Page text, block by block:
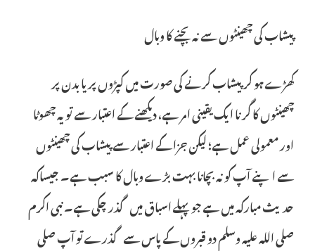
پیشاب کی چھینٹوں سے نہ بچنے کا وبال
کھڑے ہو کر پیشاب کرنے کی صورت میں کپڑوں پر یا بدن پر
چھینٹوں کا گرنا ایک یقینی امر ہے، دیکھنے کے اعتبار سے تو یہ چھوٹا
اور معمولی عمل ہے؛ لیکن جزا کے اعتبار سے پیشاب کی چھینٹوں
سے اپنے آپ کو نہ بچانا بہت بڑے وبال کا سبب ہے۔ جیساکہ
حدیث مبارکہ میں ہے جو پہلے اسباق میں گذر چکی ہے۔ نبی اکرم
صلی اللہ علیہ وسلم دو قبروں کے پاس سے گذرے تو آپ صلی